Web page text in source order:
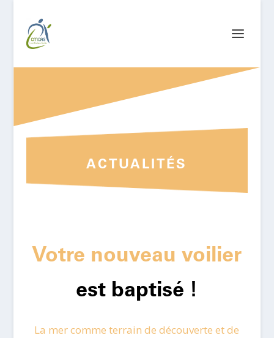
ACTUALITÉS
Votre nouveau voilier
est baptisé !
La mer comme terrain de découverte et de